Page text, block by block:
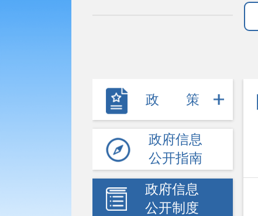
政策
政府信息
公开指南
政府信息
公开制度